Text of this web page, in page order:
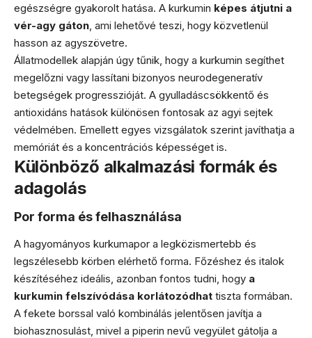
egészségre gyakorolt hatása. A kurkumin képes átjutni a
vér-agy gáton , ami lehetővé teszi, hogy közvetlenül
hasson az agyszövetre.
Állatmodellek alapján úgy tűnik, hogy a kurkumin segíthet
megelőzni vagy lassítani bizonyos neurodegeneratív
betegségek progresszióját. A gyulladáscsökkentő és
antioxidáns hatások különösen fontosak az agyi sejtek
védelmében. Emellett egyes vizsgálatok szerint javíthatja a
memóriát és a koncentrációs képességet is.
Különböző alkalmazási formák és
adagolás
Por forma és felhasználása
A hagyományos kurkumapor a legközismertebb és
legszélesebb körben elérhető forma. Főzéshez és italok
készítéséhez ideális, azonban fontos tudni, hogy a
kurkumin felszívódása korlátozódhat tiszta formában.
A fekete borssal való kombinálás jelentősen javítja a
biohasznosulást, mivel a piperin nevű vegyület gátolja a